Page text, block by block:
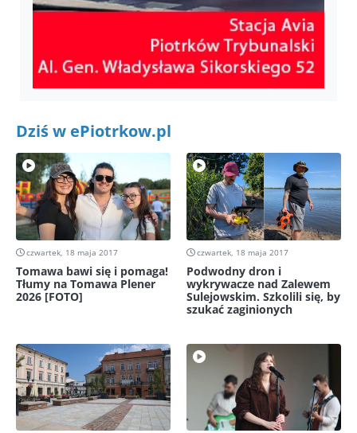
Dziś w ePiotrkow.pl
czwartek, 18 maja 2017
Tomawa bawi się i pomaga!
Tłumy na Tomawa Plener
2026 [FOTO]
czwartek, 18 maja 2017
Podwodny dron i
wykrywacze nad Zalewem
Sulejowskim. Szkolili się, by
szukać zaginionych